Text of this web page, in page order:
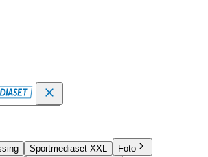
Sportmediaset XXL
Foto